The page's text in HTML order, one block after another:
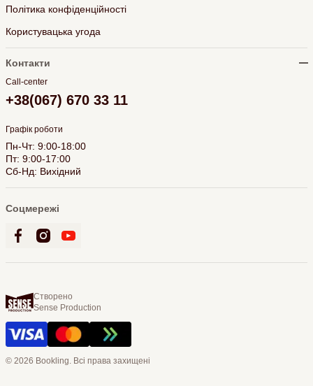
Політика конфіденційності
Користувацька угода
Контакти
Call-center
+38(067) 670 33 11
Графік роботи
Пн-Чт: 9:00-18:00
Пт: 9:00-17:00
Сб-Нд: Вихідний
Соцмережі
Створено
Sense Production
© 2026 Bookling. Всі права захищені